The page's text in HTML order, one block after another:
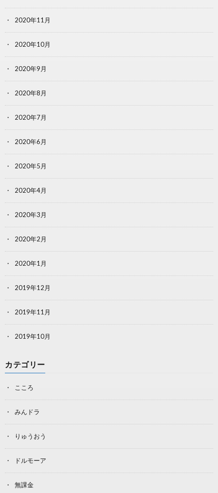
2020年11月
2020年10月
2020年9月
2020年8月
2020年7月
2020年6月
2020年5月
2020年4月
2020年3月
2020年2月
2020年1月
2019年12月
2019年11月
2019年10月
カテゴリー
こころ
みんドラ
りゅうおう
ドルモーア
無課金